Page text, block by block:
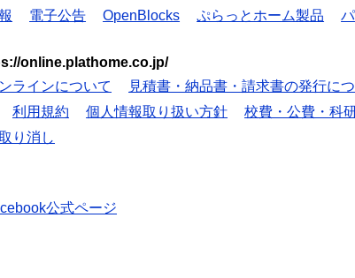
電子公告 OpenBlocks ぷらっとホーム製品
online.plathome.co.jp/
ラインについて 見積書・納品書・請求書の発行に
利用規約 個人情報取り扱い方針 校費・公費・科
り消し
公式ページ